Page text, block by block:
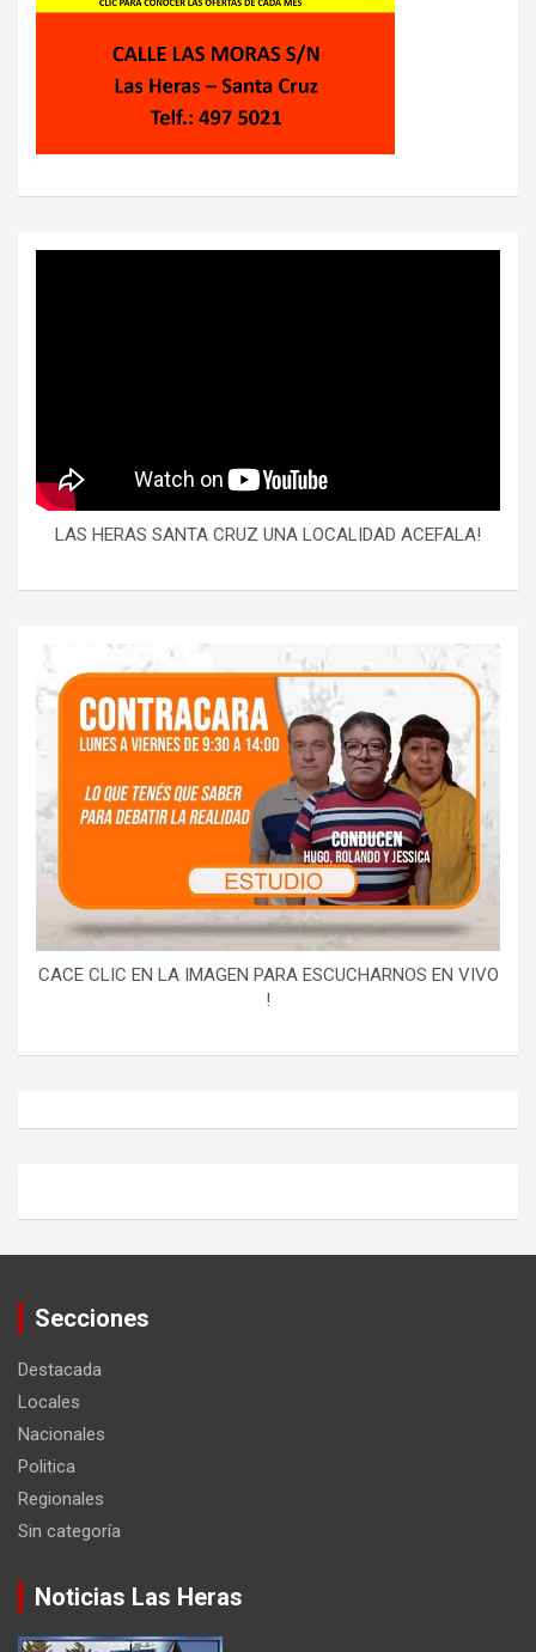
LAS HERAS SANTA CRUZ UNA LOCALIDAD ACEFALA!
CACE CLIC EN LA IMAGEN PARA ESCUCHARNOS EN VIVO
!
Secciones
Destacada
Locales
Nacionales
Politica
Regionales
Sin categoría
Noticias Las Heras